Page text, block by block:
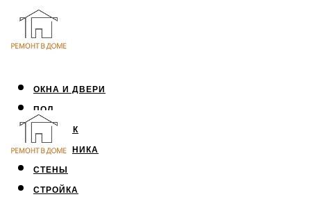
ОКНА И ДВЕРИ
ПОЛ
ПОТОЛОК
САНТЕХНИКА
СТЕНЫ
СТРОЙКА